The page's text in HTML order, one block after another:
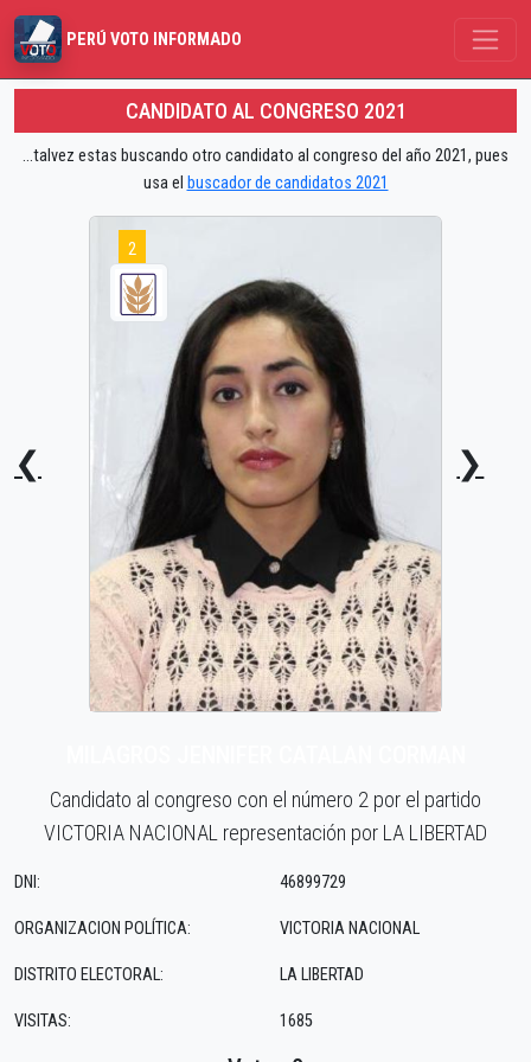
PERÚ VOTO INFORMADO
CANDIDATO AL CONGRESO 2021
...talvez estas buscando otro candidato al congreso del año 2021, pues
usa el buscador de candidatos 2021
❮
2
❯
Candidato al congreso con el número 2 por el partido
VICTORIA NACIONAL representación por LA LIBERTAD
DNI:
ORGANIZACION POLÍTICA:
DISTRITO ELECTORAL:
VISITAS:
46899729
VICTORIA NACIONAL
LA LIBERTAD
1685